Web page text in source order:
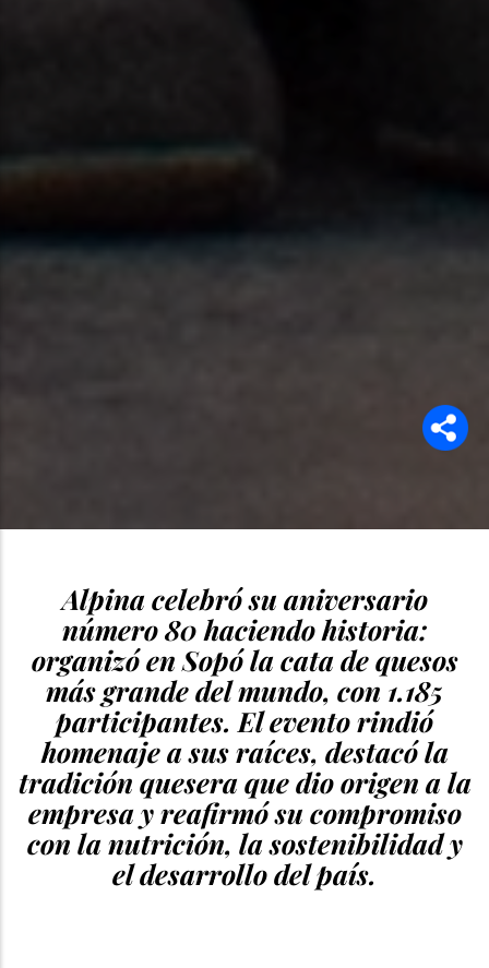
Alpina celebró su aniversario
número 80 haciendo historia:
organizó en Sopó la cata de quesos
más grande del mundo, con 1.185
participantes. El evento rindió
homenaje a sus raíces, destacó la
tradición quesera que dio origen a la
empresa y reafirmó su compromiso
con la nutrición, la sostenibilidad y
el desarrollo del país.